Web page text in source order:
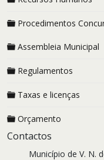
Procedimentos
Assembleia Municipal
Regulamentos
Taxas e licenças
Orçamento
Contactos
Município de V. N.